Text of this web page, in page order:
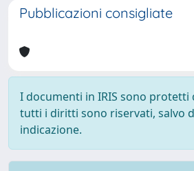
Pubblicazioni consigliate
I documenti in IRIS sono protetti
tutti i diritti sono riservati, salvo
indicazione.